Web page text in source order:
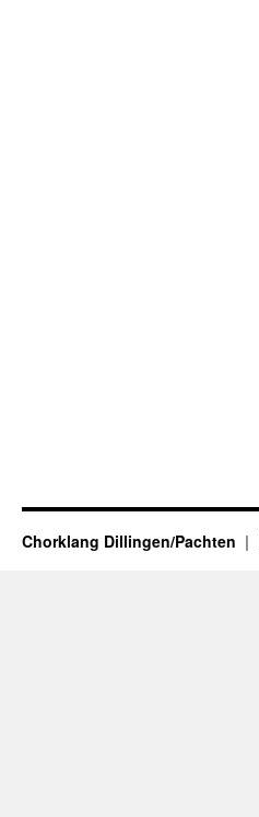
Chorklang Dillingen/Pachten